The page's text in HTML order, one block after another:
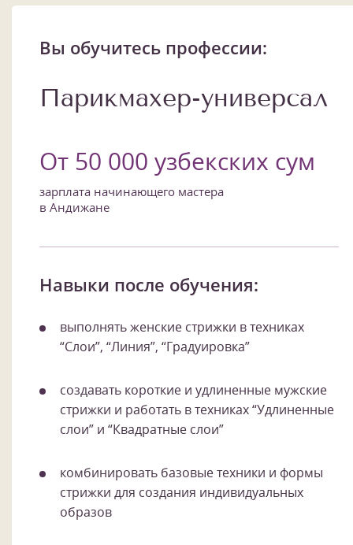
Вы обучитесь профессии:
Парикмахер-универсал
От 50 000 узбекских сум
зарплата начинающего мастера
в Андижане
Навыки после обучения:
выполнять женские стрижки в техниках
“Слои”, “Линия”, “Градуировка”
создавать короткие и удлиненные мужские
стрижки и работать в техниках “Удлиненные
слои” и “Квадратные слои”
комбинировать базовые техники и формы
стрижки для создания индивидуальных
образов